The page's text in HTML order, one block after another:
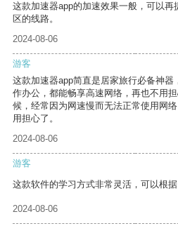
这款加速器app的加速效果一般，可以
区的线路。
2024-08-06
游客
这款加速器app简直是居家旅行必备神
作办公，都能畅享高速网络，再也不用
候，经常因为网速慢而无法正常使用网
用担心了。
2024-08-06
游客
这款软件的学习方式非常灵活，可以根
2024-08-06